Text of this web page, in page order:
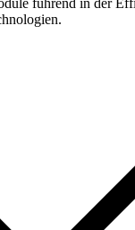
führend in der